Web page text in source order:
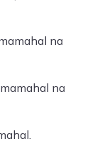
na
na